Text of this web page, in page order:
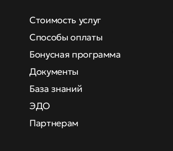
Стоимость услуг
Способы оплаты
Бонусная программа
Документы
База знаний
ЭДО
Партнерам